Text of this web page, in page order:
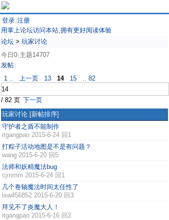
登录 注册
用掌上论坛访问本站,拥有更好阅读体验
论坛 > 玩家讨论
今日0 主题14707
发帖
1 .. 上一页 13 14 15 .. 82
/ 82 页 下一页
玩家讨论 [新帖排序]
守护者之盾不能制作
itgangpao 2015-6-24 回1
打粽子活动地图是不是有问题？
wang 2015-6-20 回5
法师和妖精魔法bug
cjmmm 2015-6-24 回1
几个卷轴魔法时间太任性了
lsw456852 2015-6-20 回3
拜见不了炎魔大人！
itgangpao 2015-6-16 回2